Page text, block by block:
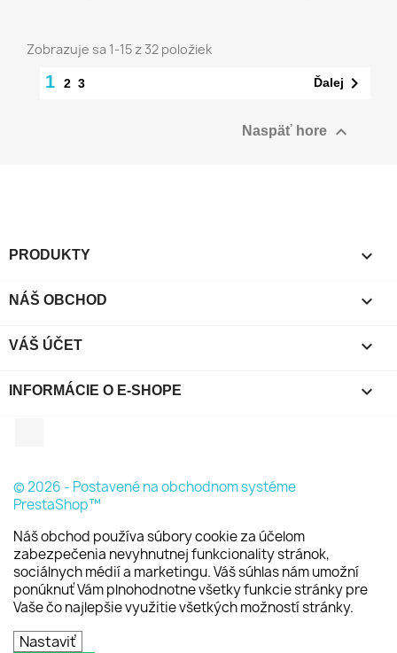
Zobrazuje sa 1-15 z 32 položiek
1 2 3 Ďalej 
Naspäť hore 
PRODUKTY 
NÁŠ OBCHOD 
VÁŠ ÚČET 
INFORMÁCIE O E-SHOPE keyboard_arrow_down
© 2026 - Postavené na obchodnom systéme
PrestaShop™
Náš obchod používa súbory cookie za účelom
zabezpečenia nevyhnutnej funkcionality stránok,
sociálnych médií a marketingu. Váš súhlas nám umožní
ponúknuť Vám plnohodnotne všetky funkcie stránky pre
Vaše čo najlepšie využitie všetkých možností stránky.
Nastaviť